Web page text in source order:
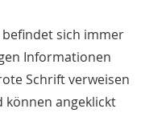
sich immer
Informationen
Schrift verweisen
können angeklickt